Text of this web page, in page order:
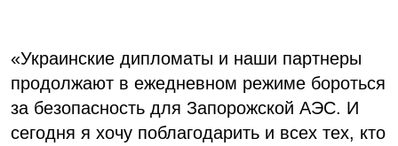
«Украинские дипломаты и наши партнеры
продолжают в ежедневном режиме бороться
за безопасность для Запорожской АЭС. И
сегодня я хочу поблагодарить и всех тех, кто